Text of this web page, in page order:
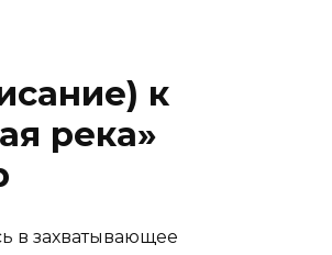
к
река»
в захватывающее